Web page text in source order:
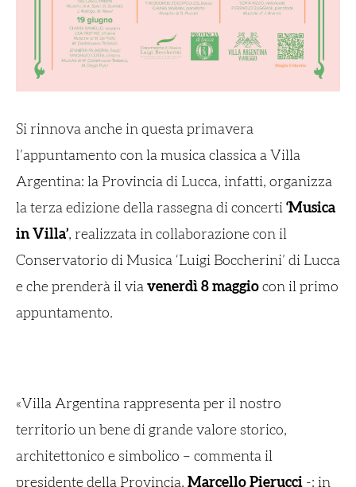
Si rinnova anche in questa primavera
l’appuntamento con la musica classica a Villa
Argentina: la Provincia di Lucca, infatti, organizza
la terza edizione della rassegna di concerti ‘Musica
in Villa’, realizzata in collaborazione con il
Conservatorio di Musica ‘Luigi Boccherini’ di Lucca
e che prenderà il via venerdì 8 maggio con il primo
appuntamento.
«Villa Argentina rappresenta per il nostro
territorio un bene di grande valore storico,
architettonico e simbolico – commenta il
presidente della Provincia, Marcello Pierucci -: in